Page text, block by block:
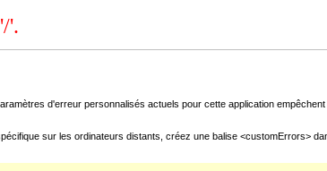
'.
d'erreur personnalisés actuels pour cette application
sur les ordinateurs distants, créez une balise <customErrors>